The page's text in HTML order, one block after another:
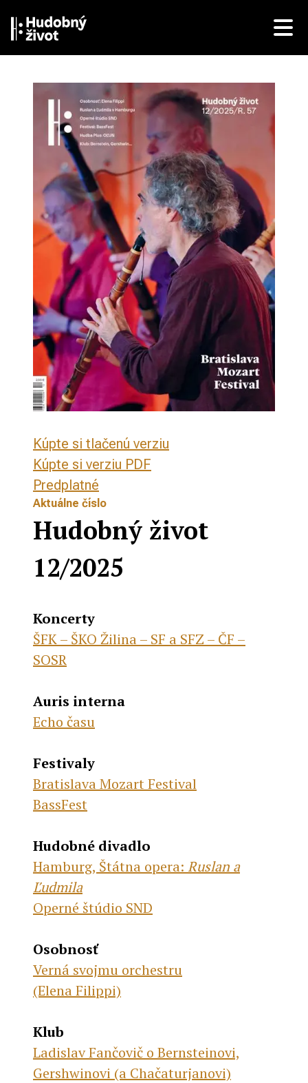
Kúpte si tlačenú verziu
Kúpte si verziu PDF
Predplatné
Aktuálne číslo
Hudobný život
12/2025
Koncerty
ŠFK – ŠKO Žilina – SF a SFZ – ČF –
SOSR
Auris interna
Echo času
Festivaly
Bratislava Mozart Festival
BassFest
Hudobné divadlo
Hamburg, Štátna opera: Ruslan a
Ľudmila
Operné štúdio SND
Osobnosť
Verná svojmu orchestru
(Elena Filippi)
Klub
Ladislav Fančovič o Bernsteinovi,
Gershwinovi (a Chačaturjanovi)